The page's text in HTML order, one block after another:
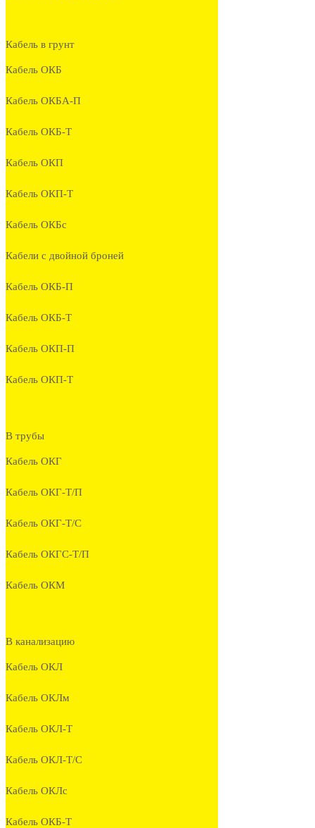
Кабель в грунт
Кабель ОКБ
Кабель ОКБА-П
Кабель ОКБ-Т
Кабель ОКП
Кабель ОКП-Т
Кабель ОКБc
Кабели с двойной броней
Кабель ОКБ-П
Кабель ОКБ-Т
Кабель ОКП-П
Кабель ОКП-Т
В трубы
Кабель ОКГ
Кабель ОКГ-Т/П
Кабель ОКГ-Т/С
Кабель ОКГС-Т/П
Кабель ОКМ
В канализацию
Кабель ОКЛ
Кабель ОКЛм
Кабель ОКЛ-Т
Кабель ОКЛ-Т/С
Кабель ОКЛc
Кабель ОКБ-Т